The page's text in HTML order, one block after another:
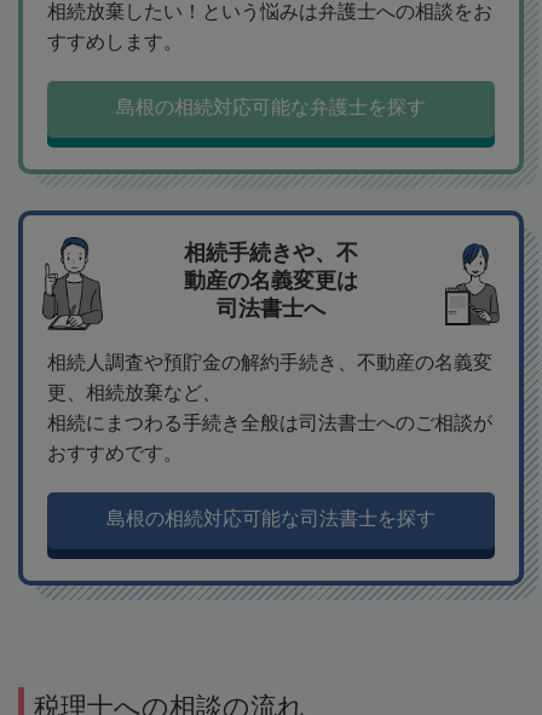
相続放棄したい！という悩みは弁護士への相談をお
すすめします。
島根の相続対応可能な弁護士を探す
相続手続きや、不
動産の名義変更は
司法書士へ
相続人調査や預貯金の解約手続き、不動産の名義変
更、相続放棄など、
相続にまつわる手続き全般は司法書士へのご相談が
おすすめです。
島根の相続対応可能な司法書士を探す
税理士への相談の流れ